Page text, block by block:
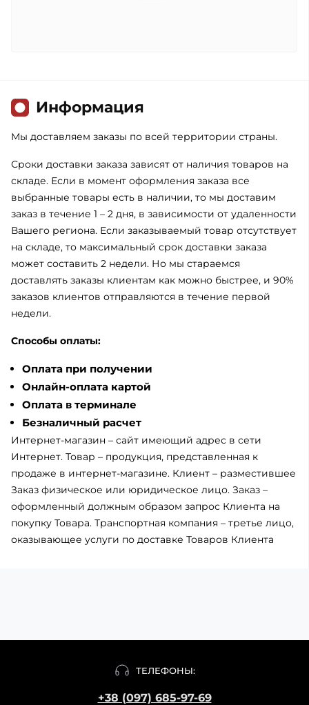
Информация
Мы доставляем заказы по всей территории страны.
Сроки доставки заказа зависят от наличия товаров на
складе. Если в момент оформления заказа все
выбранные товары есть в наличии, то мы доставим
заказ в течение 1 – 2 дня, в зависимости от удаленности
Вашего региона. Если заказываемый товар отсутствует
на складе, то максимальный срок доставки заказа
может составить 2 недели. Но мы стараемся
доставлять заказы клиентам как можно быстрее, и 90%
заказов клиентов отправляются в течение первой
недели.
Способы оплаты:
Оплата при получении
Онлайн-оплата картой
Оплата в терминале
Безналичный расчет
Интернет-магазин – сайт имеющий адрес в сети
Интернет. Товар – продукция, представленная к
продаже в интернет-магазине. Клиент – разместившее
Заказ физическое или юридическое лицо. Заказ –
оформленный должным образом запрос Клиента на
покупку Товара. Транспортная компания – третье лицо,
оказывающее услуги по доставке Товаров Клиента
ТЕЛЕФОНЫ:
+38 (097) 685-97-69